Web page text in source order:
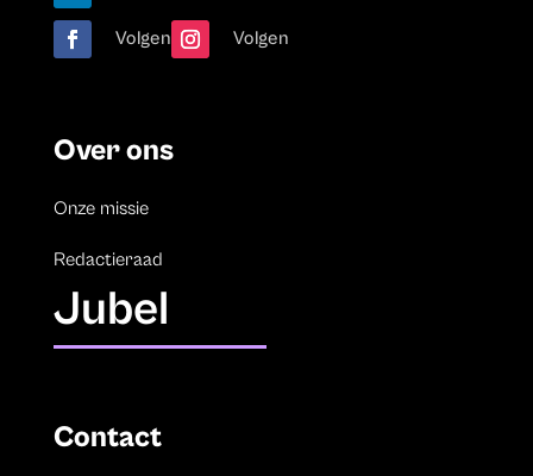
Volgen Volgen
Over ons
Onze missie
Redactieraad
Jubel
Contact